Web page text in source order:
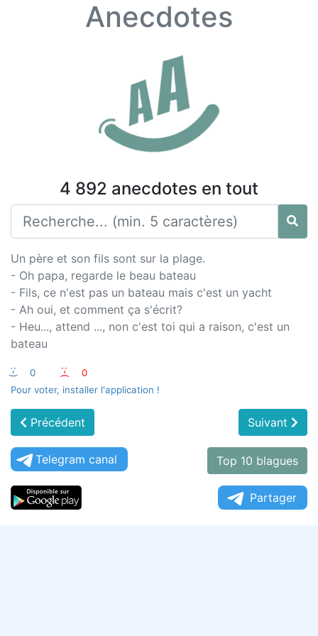
Anecdotes
4 892 anecdotes en tout
Un père et son fils sont sur la plage.
- Oh papa, regarde le beau bateau
- Fils, ce n'est pas un bateau mais c'est un yacht
- Ah oui, et comment ça s'écrit?
- Heu..., attend ..., non c'est toi qui a raison, c'est un
bateau
:-) 0 :-(
0
Pour voter, installer l'application !
Précédent Suivant
Telegram canal Top 10 blagues
Partager